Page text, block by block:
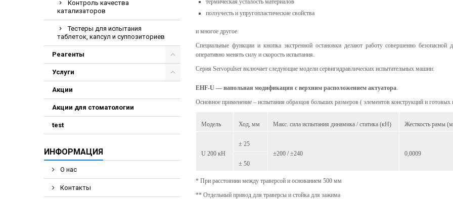
Контроль качества
катализаторов
Тестеры для испытания
таблеток, капсул и суппозиториев
Реагенты
Услуги
Акции
Акции для стоматологии
test
ИНФОРМАЦИЯ
О нас
Контакты
термическая усталость материалов
ползучесть и упругопластические свойства
и многое другое.
Специальные функции и кнопка экстренной остановки делают работу совершенно безопасной
оперативно менять силу и скорость испытания.
Серия Servopulser включает следующие модели сервигидравлических испытательных машин:
EHF-U — напольная модификация с верхним расположением актуатора.
Основное применение – испытания образцов больших размеров ( элементов конструкций и готовых
Модель Ход, мм Макс. сила испытания динамика / статика (кН) Жесткость рамы
U 200 кН
± 25
±200 / ±240
0,0009
± 50
* При расстоянии между траверсой и основанием 500 мм
** Отдельный привод для траверсы и стойка для зажима